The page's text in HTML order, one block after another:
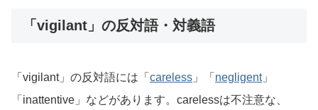
「vigilant」の反対語・対義語
「vigilant」の反対語には「 careless 」「 negligent」
「inattentive」などがあります。carelessは不注意な、